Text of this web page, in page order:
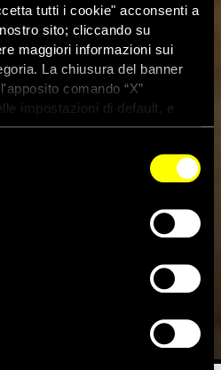
tutti i cookie" acconsenti a
sito; cliccando su
maggiori informazioni sui
La chiusura del banner
comando “X”
impostazioni di default, e
navigazione con i cookie
Aasia Bibi:
importante